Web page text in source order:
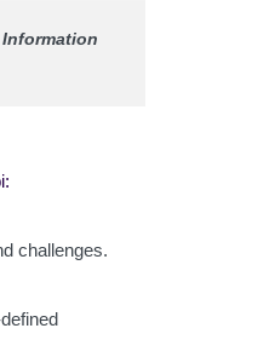
Information
challenges.